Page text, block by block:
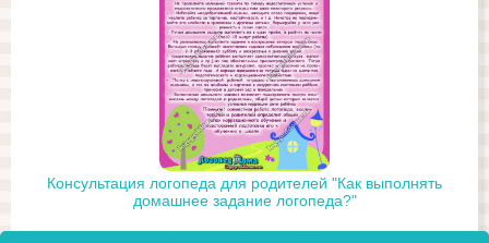
Консультация логопеда для родителей "Как выполнять
домашнее задание логопеда?"